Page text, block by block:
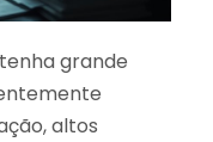
grande
altos